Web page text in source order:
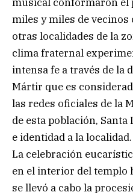
miles y miles de
otras localidades de la
clima fraternal
intensa fe a través de la
Mártir que es
las redes oficiales de la
de esta población,
e identidad a la localidad.
La celebración
en el interior del templo
se llevó a cabo la